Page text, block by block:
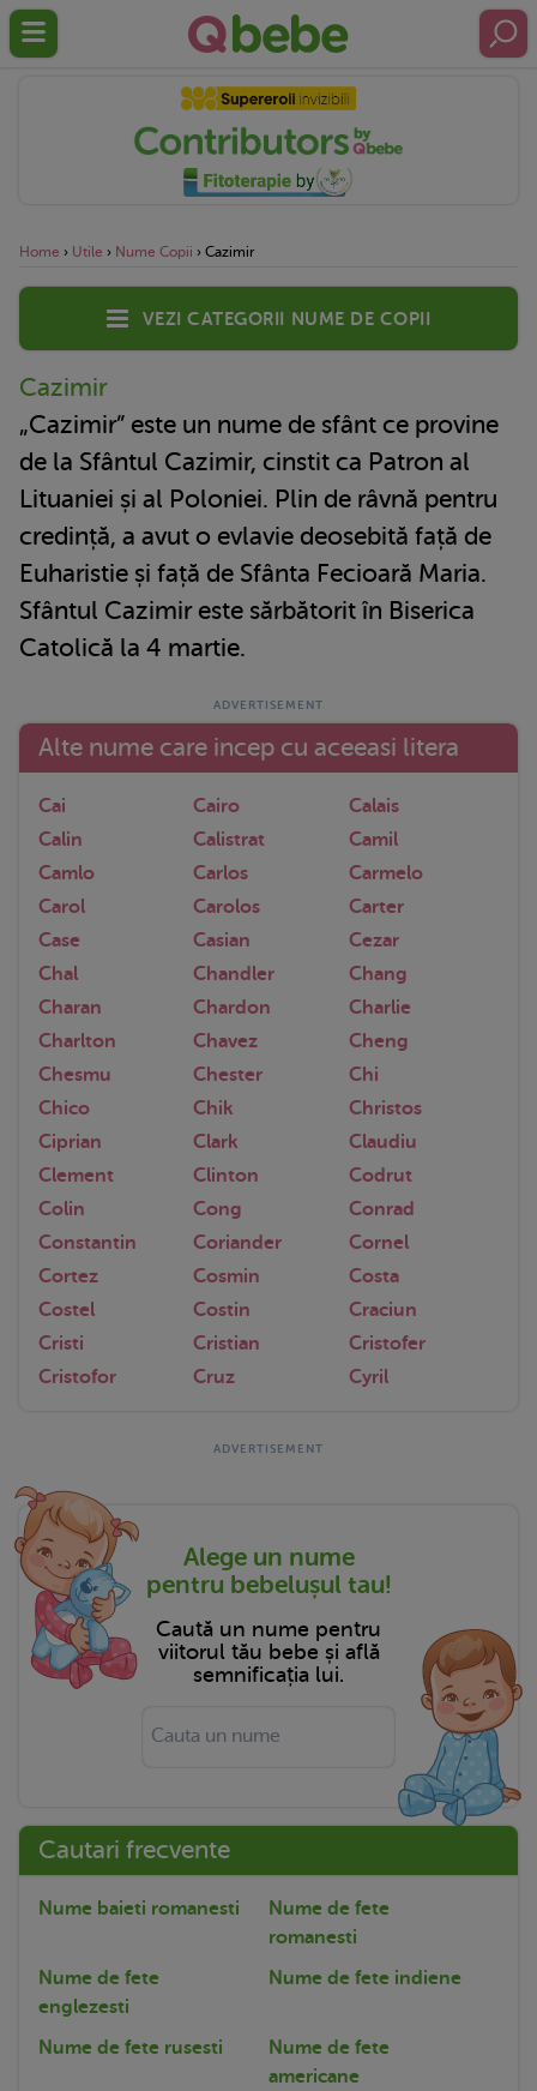
Home › Utile › Nume Copii › Cazimir
Vezi categorii nume de copii
Cazimir
„Cazimir” este un nume de sfânt ce provine
de la Sfântul Cazimir, cinstit ca Patron al
Lituaniei și al Poloniei. Plin de râvnă pentru
credință, a avut o evlavie deosebită față de
Euharistie și față de Sfânta Fecioară Maria.
Sfântul Cazimir este sărbătorit în Biserica
Catolică la 4 martie.
Alte nume care incep cu aceeasi litera
Cai Cairo
Calais
Calin
Calistrat
Camil
Camlo
Carlos
Carmelo
Carol
Carolos
Carter
Case
Casian
Cezar
Chal
Chandler
Chang
Charan
Chardon
Charlie
Charlton
Chavez
Cheng
Chesmu
Chester
Chi
Chico
Chik
Christos
Ciprian
Clark
Claudiu
Clement
Clinton
Codrut
Colin
Cong
Conrad
Constantin
Coriander
Cornel
Cortez
Cosmin
Costa
Costel
Costin
Craciun
Cristi
Cristian
Cristofer
Cristofor
Cruz Cyril
Alege un nume
pentru bebelușul tau!
Caută un nume pentru
viitorul tău bebe și află
semnificația lui.
Cautari frecvente
Nume baieti romanesti
Nume de fete
romanesti
Nume de fete
englezesti
Nume de fete indiene
Nume de fete rusesti
Nume de fete
americane